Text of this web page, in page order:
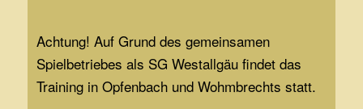
Achtung! Auf Grund des gemeinsamen
Spielbetriebes als SG Westallgäu findet das
Training in Opfenbach und Wohmbrechts statt.